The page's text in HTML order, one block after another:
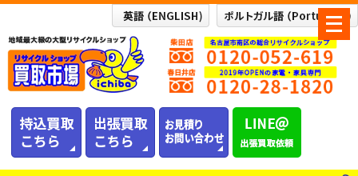
メ
ニ
ュ
ー